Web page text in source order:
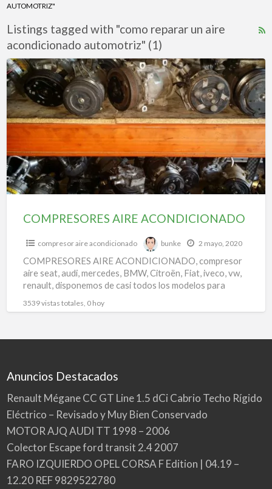
AUTOMOTRIZ"
Listings tagged with "como reparar un aire
acondicionado automotriz" (1)
COMPRESORES
AIRE
ACONDICIONADO
COMPRESORES AIRE ACONDICIONADO
compresor aire acondicionado bunke 2 mayo, 2020
COMPRESORES AIRE ACONDICIONADO, compresor
aire seat, audi, mercedes, BMW, Citroën, Fiat, iveco, vw,
renault, disponemos de casi todos los modelos para
3539 vistas totales, 0 hoy
Anuncios Destacados
Renault Mégane CC GT Line 1.5 dCi Cabrio Techo Rígido
Eléctrico – Revisado y Muy Bien Conservado
MOTOR AJQ AUDI TT 1998 – 2006
Colector Escape ford transit 2.4 2007
FARO IZQUIERDO OPEL CORSA F Edition | 04.19 –
12.20 REF 9829522780